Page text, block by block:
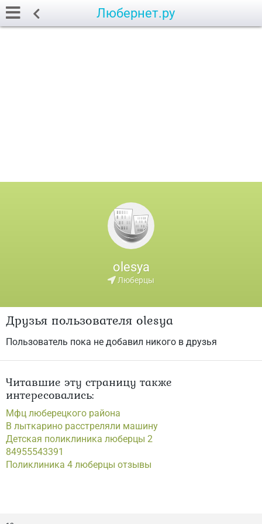
Любернет.ру
olesya
Люберцы
Друзья пользователя olesya
Пользователь пока не добавил никого в друзья
Читавшие эту страницу также
интересовались:
Мфц люберецкого района
В лыткарино расстреляли машину
Детская поликлиника люберцы 2
84955543391
Поликлиника 4 люберцы отзывы